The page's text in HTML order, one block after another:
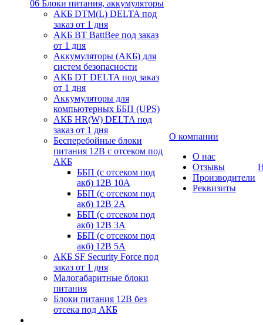
06 Блоки питания, аккумуляторы
АКБ DTM(L) DELTA под
заказ от 1 дня
АКБ BT BattBee под заказ
от 1 дня
Аккумуляторы (АКБ) для
систем безопасности
АКБ DT DELTA под заказ
от 1 дня
Аккумуляторы для
компьютерных ББП (UPS)
АКБ HR(W) DELTA под
заказ от 1 дня
Бесперебойные блоки
питания 12В с отсеком под
АКБ
ББП (с отсеком под
акб) 12В 10А
ББП (с отсеком под
акб) 12В 2А
ББП (с отсеком под
акб) 12В 3А
ББП (с отсеком под
акб) 12В 5А
АКБ SF Security Force под
заказ от 1 дня
Малогабаритные блоки
питания
Блоки питания 12В без
отсека под АКБ
О компании
О нас
Отзывы
Производители
Реквизиты